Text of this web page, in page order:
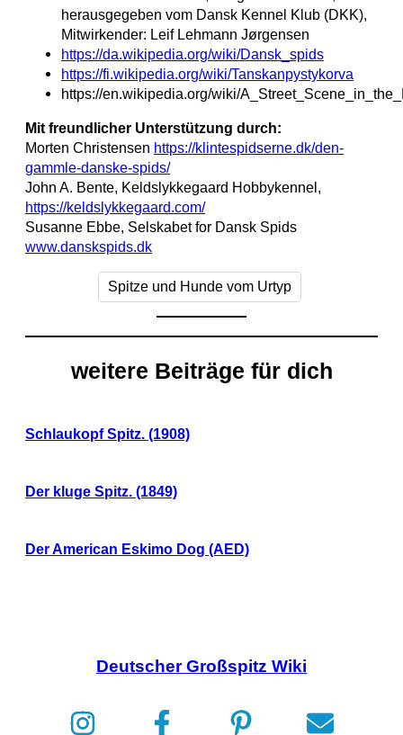
herausgegeben vom Dansk Kennel Klub (DKK),
Mitwirkender: Leif Lehmann Jørgensen
https://da.wikipedia.org/wiki/Dansk_spids
https://fi.wikipedia.org/wiki/Tanskanpystykorva
https://en.wikipedia.org/wiki/
Mit freundlicher Unterstützung durch:
Morten Christensen https://klintespidserne.dk/den-
gammle-danske-spids/
John A. Bente, Keldslykkegaard Hobbykennel,
https://keldslykkegaard.com/
Susanne Ebbe, Selskabet for Dansk Spids
www.danskspids.dk
Spitze und Hunde vom Urtyp
weitere Beiträge für dich
Schlaukopf Spitz. (1908)
Der kluge Spitz. (1849)
Der American Eskimo Dog (AED)
Deutscher Großspitz Wiki